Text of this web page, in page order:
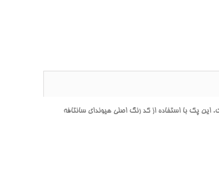
با استفاده از کد رنگ اصلي هيونداي سانتافه